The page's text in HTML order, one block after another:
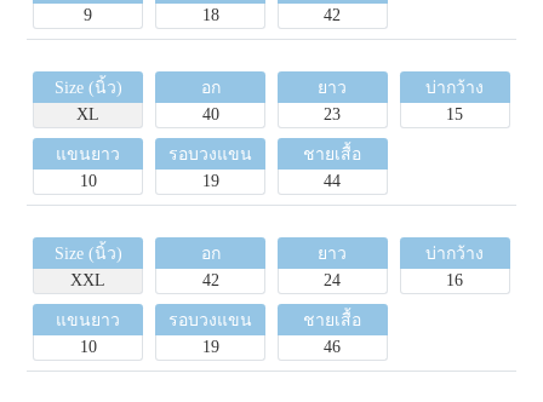
9
18
42
Size (นิ้ว)
XL
อก
40
ยาว
23
บ่ากว้าง
15
แขนยาว
10
รอบวงแขน
19
ชายเสื้อ
44
Size (นิ้ว)
XXL
อก
42
ยาว
24
บ่ากว้าง
16
แขนยาว
10
รอบวงแขน
19
ชายเสื้อ
46